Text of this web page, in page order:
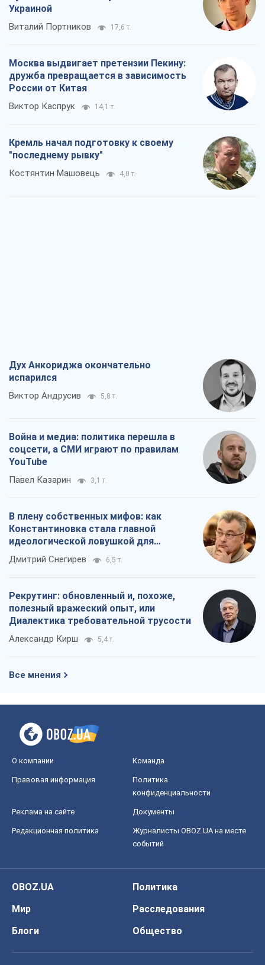
Украиной
Виталий Портников 17,6 т.
Москва выдвигает претензии Пекину:
дружба превращается в зависимость
России от Китая
Виктор Каспрук 14,1 т.
Кремль начал подготовку к своему
"последнему рывку"
Костянтин Машовець 4,0 т.
Дух Анкориджа окончательно
испарился
Виктор Андрусив 5,8 т.
Война и медиа: политика перешла в
соцсети, а СМИ играют по правилам
YouTube
Павел Казарин 3,1 т.
В плену собственных мифов: как
Константиновка стала главной
идеологической ловушкой для
российских оккупантов
Дмитрий Снегирев 6,5 т.
Рекрутинг: обновленный и, похоже,
полезный вражеский опыт, или
Диалектика требовательной трусости
Александр Кирш 5,4 т.
Все мнения
О компании Команда
Правовая информация
Политика
конфиденциальности
Реклама на сайте Документы
Редакционная политика
Журналисты OBOZ.UA на месте
событий
OBOZ.UA
Политика
Мир
Расследования
Блоги
Общество